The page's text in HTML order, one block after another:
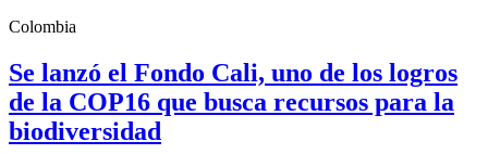
Colombia
Se lanzó el Fondo Cali, uno de los logros
de la COP16 que busca recursos para la
biodiversidad